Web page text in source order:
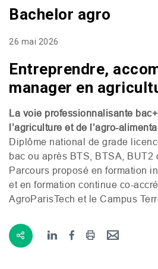
Bachelor agro
26 mai 2026
Entreprendre,
manager en
La voie professionnalisante
l’agriculture et de l’agro-
Diplôme national de grade
bac ou après BTS BTSA BUT2
Parcours proposé en formation
et en formation continue co-
AgroParisTech et le Campus